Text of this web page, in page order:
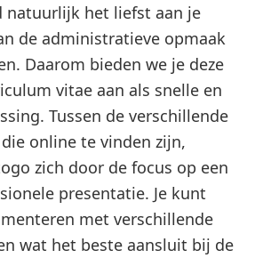
natuurlijk het liefst aan je
de administratieve opmaak
Daarom bieden we je deze
vitae aan als snelle en
Tussen de verschillende
online te vinden zijn,
zich door de focus op een
presentatie. Je kunt
met verschillende
wat het beste aansluit bij de